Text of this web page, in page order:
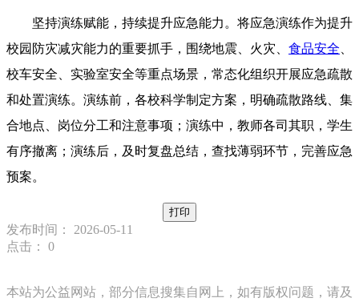
坚持演练赋能，持续提升应急能力。将应急演练作为提升
校园防灾减灾能力的重要抓手，围绕地震、火灾、 食品安全
校车安全、实验室安全等重点场景，常态化组织开展应急疏散
和处置演练。演练前，各校科学制定方案，明确疏散路线、集
合地点、岗位分工和注意事项；演练中，教师各司其职，学生
有序撤离；演练后，及时复盘总结，查找薄弱环节，完善应急
预案。
打印
发布时间： 2026-05-11
点击： 0
本站为公益网站，部分信息搜集自网上，如有版权问题，请及